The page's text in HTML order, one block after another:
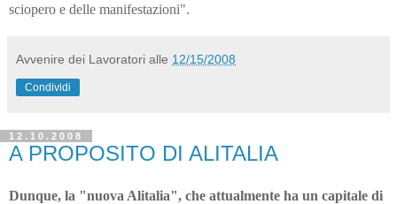
sciopero e delle manifestazioni".
Avvenire dei Lavoratori alle 12/15/2008
Condividi
12.10.2008
A PROPOSITO DI ALITALIA
Dunque, la "nuova Alitalia", che attualmente ha un capitale di